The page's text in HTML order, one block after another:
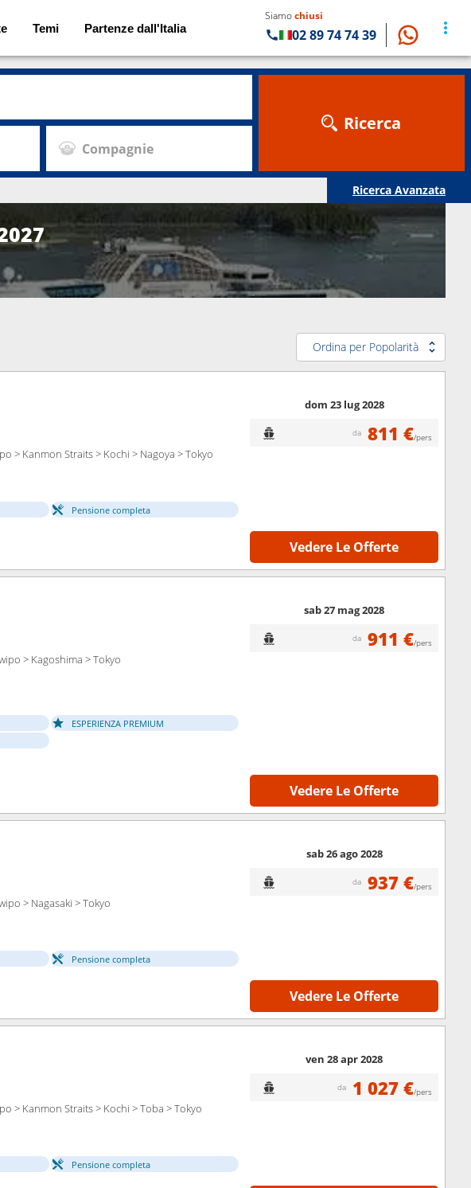
Temi Partenze dall'Italia
Siamochiusi
02 89 74 74 39
Compagnie
Ricerca
Ricerca Avanzata
Ordina per Popolarità
> Kanmon Straits > Kochi > Nagoya > Tokyo
Pensione completa
dom 23 lug 2028
da 811 €/pers
Vedere Le Offerte
> Kagoshima > Tokyo
ESPERIENZA PREMIUM
sab 27 mag 2028
da 911 €/pers
Vedere Le Offerte
> Nagasaki > Tokyo
Pensione completa
sab 26 ago 2028
da 937 €/pers
Vedere Le Offerte
> Kanmon Straits > Kochi > Toba > Tokyo
Pensione completa
ven 28 apr 2028
da 1 027 €/pers